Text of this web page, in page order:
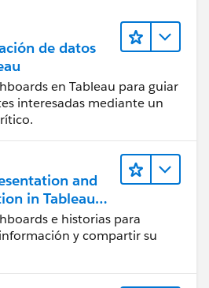
de datos
en Tableau para guiar
interesadas mediante un
and
in Tableau
(Presentación
y publicación
Desktop)
e historias para
y compartir su